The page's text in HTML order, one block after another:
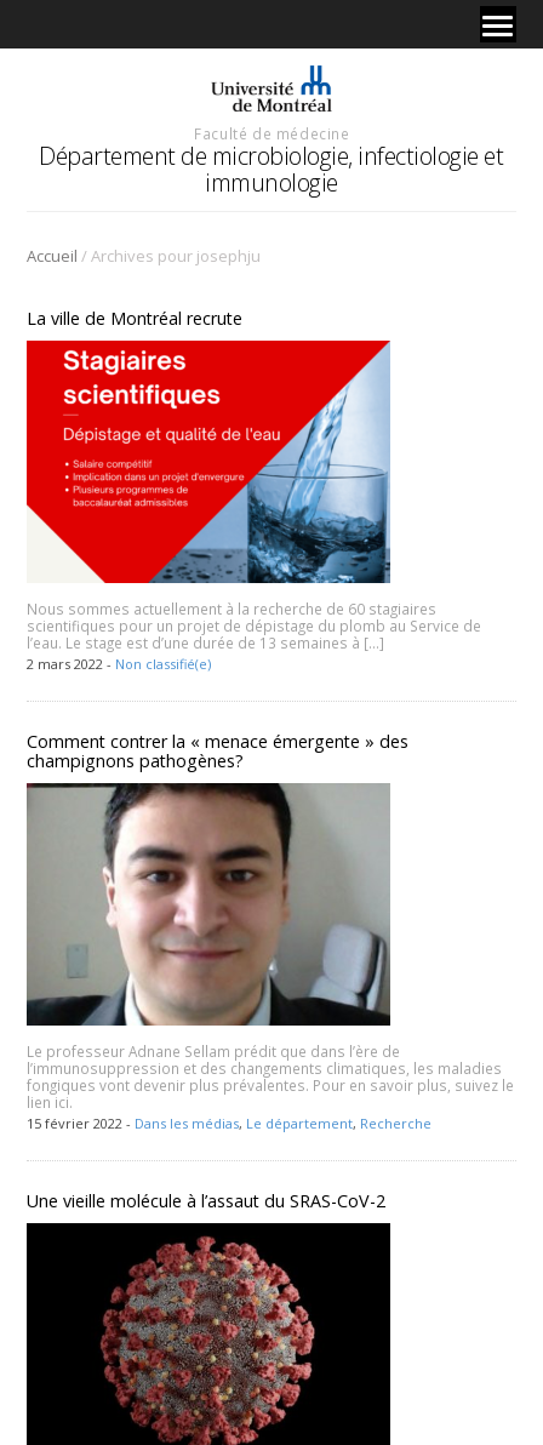
Faculté de médecine
Département de microbiologie, infectiologie et
immunologie
Accueil /Archives pour josephju
La ville de Montréal recrute
Nous sommes actuellement à la recherche de 60 stagiaires
scientifiques pour un projet de dépistage du plomb au Service de
l’eau. Le stage est d’une durée de 13 semaines à […]
2 mars 2022 - Non classifié(e)
Comment contrer la « menace émergente » des
champignons pathogènes?
Le professeur Adnane Sellam prédit que dans l’ère de
l’immunosuppression et des changements climatiques, les maladies
fongiques vont devenir plus prévalentes. Pour en savoir plus, suivez le
lien ici.
15 février 2022 - Dans les médias, Le département, Recherche
Une vieille molécule à l’assaut du SRAS-CoV-2